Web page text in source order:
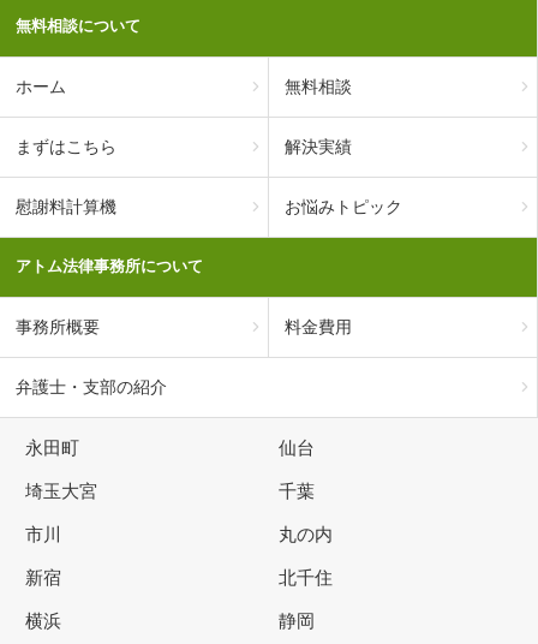
無料相談について
ホーム 無料相談
まずはこちら 解決実績
慰謝料計算機 お悩みトピック
アトム法律事務所について
事務所概要 料金費用
弁護士・支部の紹介
永田町 仙台
埼玉大宮 千葉
市川 丸の内
新宿 北千住
横浜 静岡